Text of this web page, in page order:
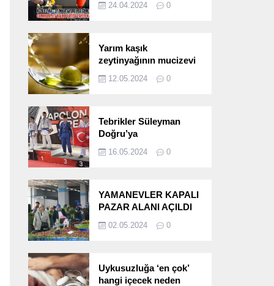
Seçimlerini
24.04.2024 0
Yarım kaşık
zeytinyağının mucizevi
12.05.2024 0
Tebrikler Süleyman
Doğru’ya
16.05.2024 0
YAMANEVLER KAPALI
PAZAR ALANI AÇILDI
02.05.2024 0
Uykusuzluğa ‘en çok’
hangi içecek neden